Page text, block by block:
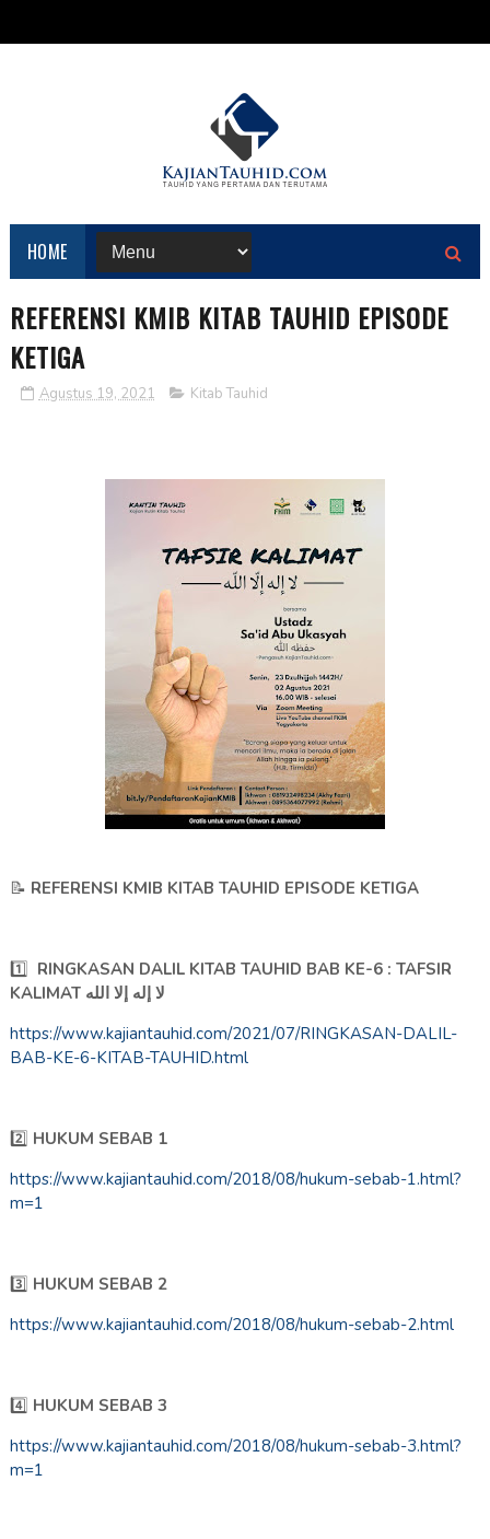
HOME
REFERENSI KMIB KITAB TAUHID EPISODE
KETIGA
Agustus 19, 2021 Kitab Tauhid
📝 REFERENSI KMIB KITAB TAUHID EPISODE KETIGA
1️⃣ RINGKASAN DALIL KITAB TAUHID BAB KE-6 : TAFSIR
KALIMAT لا إله إلا الله
https://www.kajiantauhid.com/2021/07/RINGKASAN-DALIL-
BAB-KE-6-KITAB-TAUHID.html
2️⃣ HUKUM SEBAB 1
https://www.kajiantauhid.com/2018/08/hukum-sebab-1.html?
m=1
3️⃣ HUKUM SEBAB 2
https://www.kajiantauhid.com/2018/08/hukum-sebab-2.html
4️⃣ HUKUM SEBAB 3
https://www.kajiantauhid.com/2018/08/hukum-sebab-3.html?
m=1